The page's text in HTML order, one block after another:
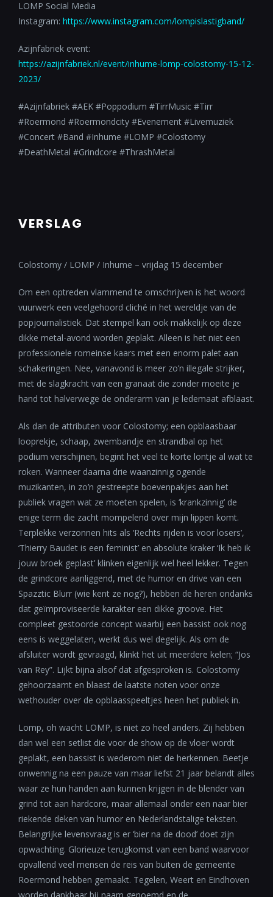
LOMP Social Media
Instagram: https://www.instagram.com/lompislastigband/
Azijnfabriek event:
https://azijnfabriek.nl/event/inhume-lomp-colostomy-15-12-
2023/
#Azijnfabriek #AEK #Poppodium #TirrMusic #Tirr
#Roermond #Roermondcity #Evenement #Livemuziek
#Concert #Band #Inhume #LOMP #Colostomy
#DeathMetal #Grindcore #ThrashMetal
VERSLAG
Colostomy / LOMP / Inhume – vrijdag 15 december
Om een optreden vlammend te omschrijven is het woord
vuurwerk een veelgehoord cliché in het wereldje van de
popjournalistiek. Dat stempel kan ook makkelijk op deze
dikke metal-avond worden geplakt. Alleen is het niet een
professionele romeinse kaars met een enorm palet aan
schakeringen. Nee, vanavond is meer zo’n illegale strijker,
met de slagkracht van een granaat die zonder moeite je
hand tot halverwege de onderarm van je ledemaat afblaast.
Als dan de attributen voor Colostomy; een opblaasbaar
looprekje, schaap, zwembandje en strandbal op het
podium verschijnen, begint het veel te korte lontje al wat te
roken. Wanneer daarna drie waanzinnig ogende
muzikanten, in zo’n gestreepte boevenpakjes aan het
publiek vragen wat ze moeten spelen, is ‘krankzinnig’ de
enige term die zacht mompelend over mijn lippen komt.
Terplekke verzonnen hits als ‘Rechts rijden is voor losers’,
‘Thierry Baudet is een feminist’ en absolute kraker ‘Ik heb ik
jouw broek geplast’ klinken eigenlijk wel heel lekker. Tegen
de grindcore aanliggend, met de humor en drive van een
Spazztic Blurr (wie kent ze nog?), hebben de heren ondanks
dat geïmproviseerde karakter een dikke groove. Het
compleet gestoorde concept waarbij een bassist ook nog
eens is weggelaten, werkt dus wel degelijk. Als om de
afsluiter wordt gevraagd, klinkt het uit meerdere kelen; “Jos
van Rey”. Lijkt bijna alsof dat afgesproken is. Colostomy
gehoorzaamt en blaast de laatste noten voor onze
wethouder over de opblaasspeeltjes heen het publiek in.
Lomp, oh wacht LOMP, is niet zo heel anders. Zij hebben
dan wel een setlist die voor de show op de vloer wordt
geplakt, een bassist is wederom niet de herkennen. Beetje
onwennig na een pauze van maar liefst 21 jaar belandt alles
waar ze hun handen aan kunnen krijgen in de blender van
grind tot aan hardcore, maar allemaal onder een naar bier
riekende deken van humor en Nederlandstalige teksten.
Belangrijke levensvraag is er ‘bier na de dood’ doet zijn
opwachting. Glorieuze terugkomst van een band waarvoor
opvallend veel mensen de reis van buiten de gemeente
Roermond hebben gemaakt. Tegelen, Weert en Eindhoven